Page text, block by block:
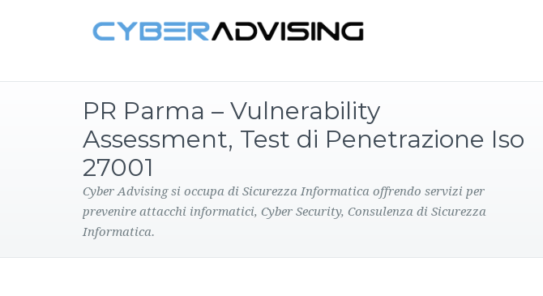
PR Parma – Vulnerability
Assessment, Test di Penetrazione Iso
27001
Cyber Advising si occupa di Sicurezza Informatica offrendo servizi per
prevenire attacchi informatici, Cyber Security, Consulenza di Sicurezza
Informatica.